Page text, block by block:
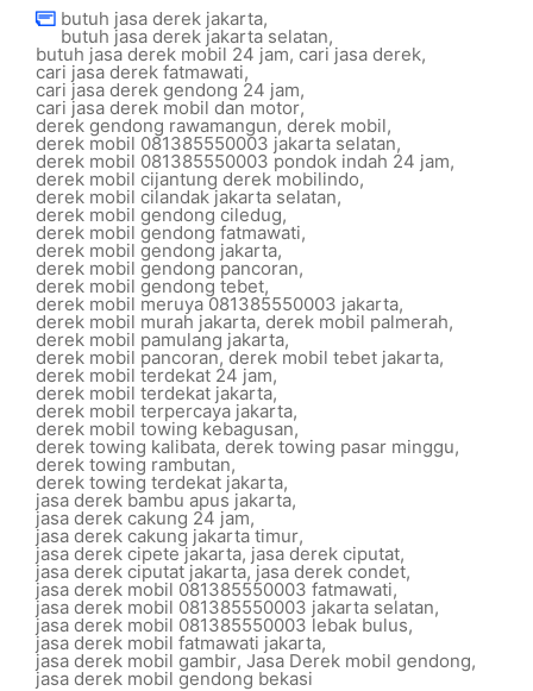
butuh jasa derek jakarta,
butuh jasa derek jakarta selatan,
butuh jasa derek mobil 24 jam, cari jasa derek,
cari jasa derek fatmawati,
cari jasa derek gendong 24 jam,
cari jasa derek mobil dan motor,
derek gendong rawamangun, derek mobil,
derek mobil 081385550003 jakarta selatan,
derek mobil 081385550003 pondok indah 24 jam,
derek mobil cijantung derek mobilindo,
derek mobil cilandak jakarta selatan,
derek mobil gendong ciledug,
derek mobil gendong fatmawati,
derek mobil gendong jakarta,
derek mobil gendong pancoran,
derek mobil gendong tebet,
derek mobil meruya 081385550003 jakarta,
derek mobil murah jakarta, derek mobil palmerah,
derek mobil pamulang jakarta,
derek mobil pancoran,derek mobil tebet jakarta,
derek mobil terdekat 24 jam,
derek mobil terdekat jakarta,
derek mobil terpercaya jakarta,
derek mobil towing kebagusan,
derek towing kalibata, derek towing pasar minggu,
derek towing rambutan,
derek towing terdekat jakarta,
jasa derek bambu apus jakarta,
jasa derek cakung 24 jam,
jasa derek cakung jakarta timur,
jasa derek cipete jakarta, jasa derek ciputat,
jasa derek ciputat jakarta,jasa derek condet,
jasa derek mobil 081385550003 fatmawati,
jasa derek mobil 081385550003 jakarta selatan,
jasa derek mobil 081385550003 lebak bulus,
jasa derek mobil fatmawati jakarta,
jasa derek mobil gambir, Jasa Derek mobil gendong,
jasa derek mobil gendong bekasi